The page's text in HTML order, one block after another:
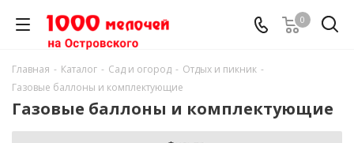
0
Главная - Каталог - Сад и огород - Отдых и пикник -
Газовые баллоны и комплектующие
Газовые баллоны и комплектующие